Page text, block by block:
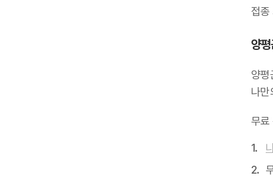
접종
양
양평
나만
무료